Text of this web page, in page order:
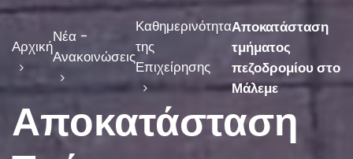
Αρχική
Νέα -
Ανακοινώσεις
Καθημερινότητα
της
Επιχείρησης
Αποκατάσταση
τμήματος
πεζοδρομίου στο
Μάλεμε
Αποκατάσταση